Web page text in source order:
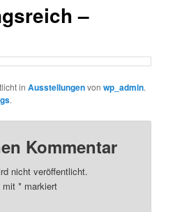
–
inAusstellungenvonwp_admin.
.
Kommentar
nicht veröffentlicht.
mit* markiert